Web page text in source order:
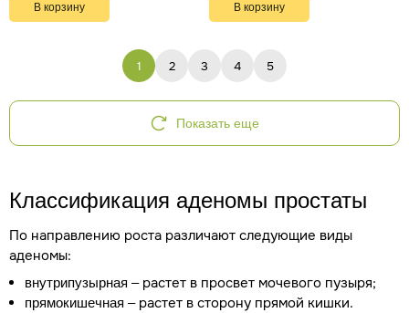
В корзину В корзину
1 2 3 4 5
Показать еще
Классификация аденомы простаты
По направлению роста различают следующие виды
аденомы:
внутрипузырная – растет в просвет мочевого пузыря;
прямокишечная – растет в сторону прямой кишки.